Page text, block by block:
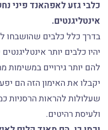
כלבי גזע לאפהאנד פיני
אינטליגנטים.
בדרך כלל כלבים שהושבחו
יהיו כלבים יותר
להם יותר גירויים
יקבלו את האימון הזה הם
שעלולות להראות הרסניות
ולעיסת רהיטים.